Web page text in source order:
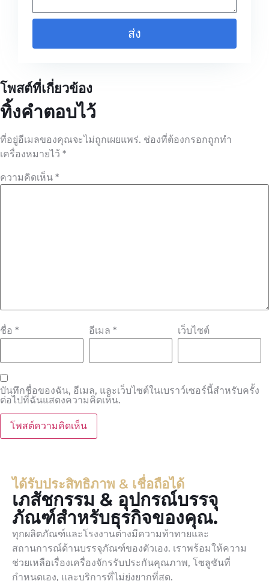
ส่ง
โพสต์ที่เกี่ยวข้อง
ทิ้งคำตอบไว้
ที่อยู่อีเมลของคุณจะไม่ถูกเผยแพร่. ช่องที่ต้องกรอกถูกทำ
เครื่องหมายไว้ *
ความคิดเห็น *
ชื่อ * อีเมล * เว็บไซต์
บันทึกชื่อของฉัน, อีเมล, และเว็บไซต์ในเบราว์เซอร์นี้สำหรับครั้ง
ต่อไปที่ฉันแสดงความคิดเห็น.
ได้รับประสิทธิภาพ & เชื่อถือได้
เภสัชกรรม & อุปกรณ์บรรจุ
ภัณฑ์สำหรับธุรกิจของคุณ.
ทุกผลิตภัณฑ์และโรงงานต่างมีความท้าทายและ
สถานการณ์ด้านบรรจุภัณฑ์ของตัวเอง. เราพร้อมให้ความ
ช่วยเหลือเรื่องเครื่องจักรรับประกันคุณภาพ, โซลูชันที่
กำหนดเอง, และบริการที่ไม่ยุ่งยากที่สุด.